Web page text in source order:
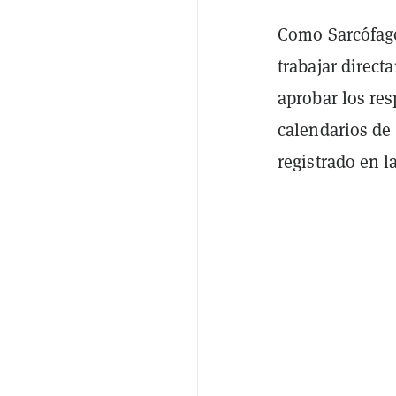
Como
trabajar
aprobar los
calendarios
registrado en